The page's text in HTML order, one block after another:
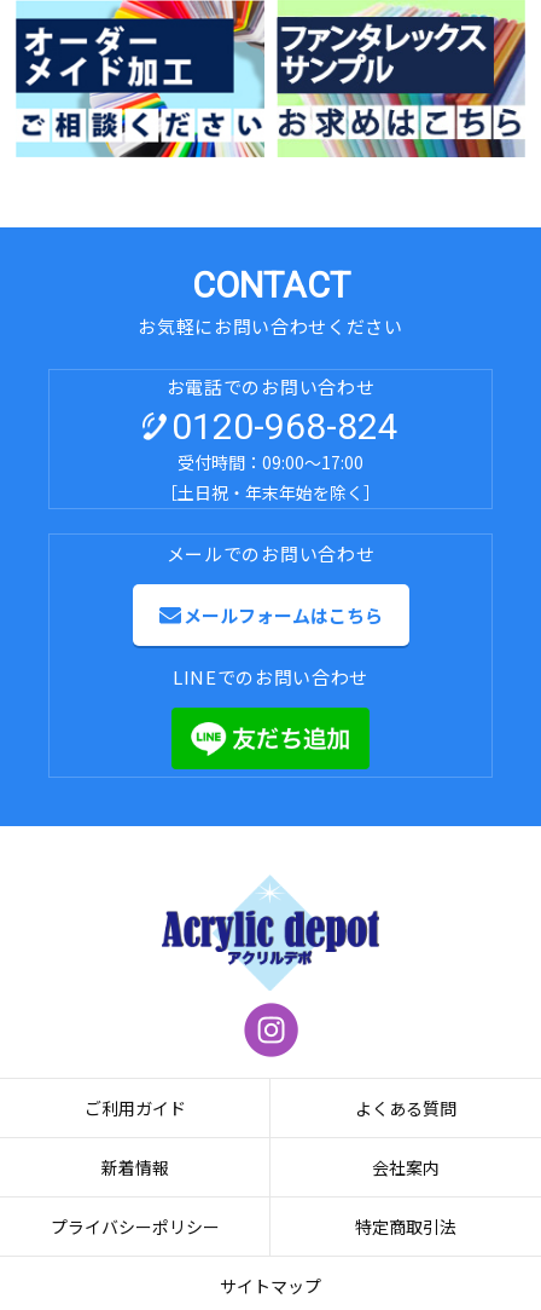
CONTACT
お気軽にお問い合わせください
お電話でのお問い合わせ
0120-968-824
受付時間：09:00～17:00
［土日祝・年末年始を除く］
メールでのお問い合わせ
メールフォームはこちら
LINEでのお問い合わせ
ご利用ガイド よくある質問
新着情報 会社案内
プライバシーポリシー 特定商取引法
サイトマップ